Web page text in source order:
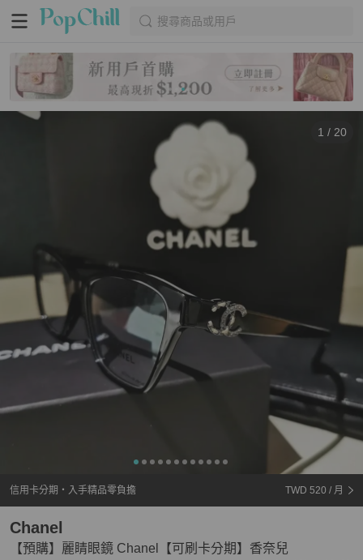
搜尋商品或用戶
1 / 20
信用卡分期・入手精品零負擔 TWD 520 / 月
【預購】麗睛眼鏡 Chanel【可刷卡分期】香奈兒
Chanel